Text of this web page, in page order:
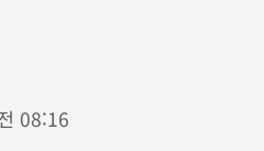
08:16